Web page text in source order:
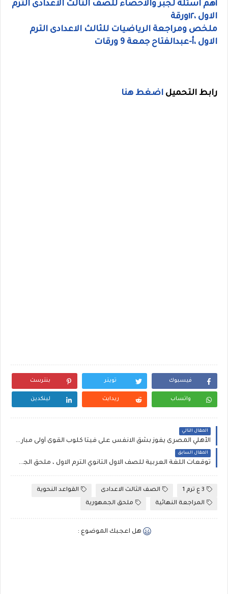
أهم اسئلة لجبر والاحصاء للصف الثالث الاعدادى الترم
الاول ،١٢ورقة
ملخص ومراجعة الرياضيات للثالث الاعدادى الترم
الاول ،أ-عبدالفتاح جمعة 9 ورقات
رابط التحميل اضغط هنا
فيسبوك تويتر بنترست
واتساب ريدايت لينكدين
المقال التالي
الأهلي المصرى يفوز بشق الانفس على فيتا كلوب القوى أولى مباريات الاحمر فى دورى المجموعات الافريقى
المقال السابق
توقعات اللغة العربية للصف الاول الثانوي الترم الاول ، ملحق الجمهورية ،المراجعة الاخيرة
3 ع ترم 1 الصف الثالث الاعدادى
القواعد النحوية
المراجعة النهائية
ملحق الجمهورية
هل اعجبك الموضوع :